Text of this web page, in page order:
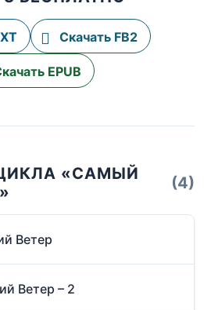
Скачать FB2
EPUB
«САМЫЙ
(4)
Ветер
Ветер – 2